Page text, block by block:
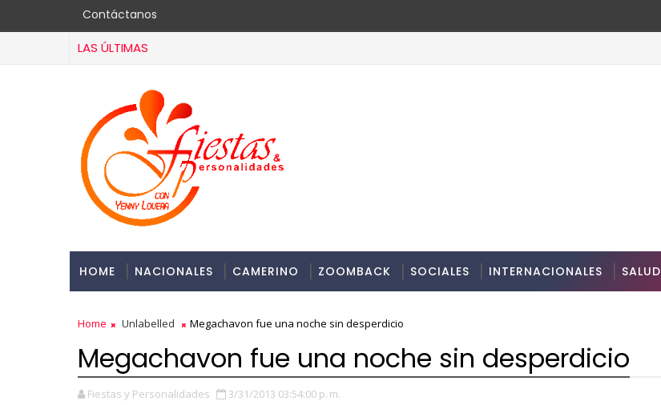
Contáctanos
LAS ÚLTIMAS
HOME NACIONALES CAMERINO ZOOMBACK SOCIALES INTERNACIONALES SALUD
Home Unlabelled Megachavon fue una noche sin desperdicio
Megachavon fue una noche sin desperdicio
Fiestas y Personalidades 3/31/2013 03:54:00 p. m.